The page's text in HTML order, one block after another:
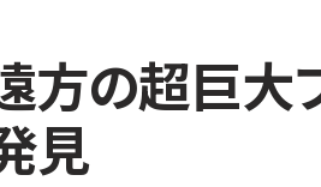
方の超巨大
見